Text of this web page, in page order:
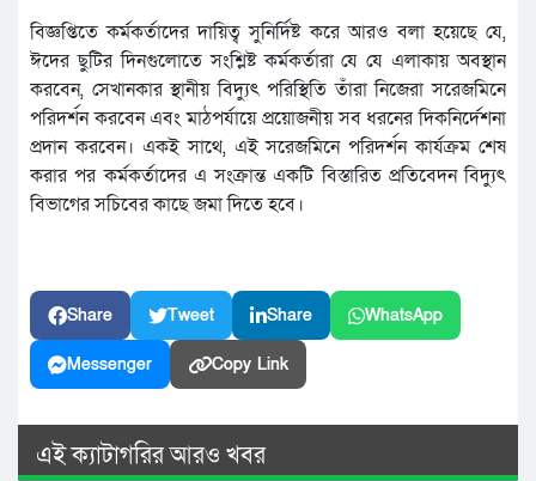
বিজ্ঞপ্তিতে কর্মকর্তাদের দায়িত্ব সুনির্দিষ্ট করে আরও বলা হয়েছে যে,
ঈদের ছুটির দিনগুলোতে সংশ্লিষ্ট কর্মকর্তারা যে যে এলাকায় অবস্থান
করবেন, সেখানকার স্থানীয় বিদ্যুৎ পরিস্থিতি তাঁরা নিজেরা সরেজমিনে
পরিদর্শন করবেন এবং মাঠপর্যায়ে প্রয়োজনীয় সব ধরনের দিকনির্দেশনা
প্রদান করবেন। একই সাথে, এই সরেজমিনে পরিদর্শন কার্যক্রম শেষ
করার পর কর্মকর্তাদের এ সংক্রান্ত একটি বিস্তারিত প্রতিবেদন বিদ্যুৎ
বিভাগের সচিবের কাছে জমা দিতে হবে।
Share Tweet Share WhatsApp
Messenger Copy Link
এই ক্যাটাগরির আরও খবর